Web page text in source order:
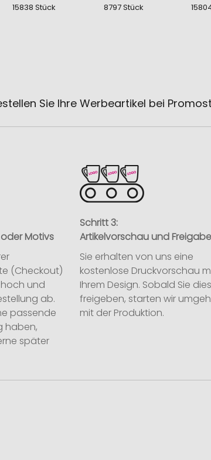
15838 Stück
8797 Stück
Sie Ihre Werbeartikel bei
Motivs
(Checkout)
und
ab.
passende
haben,
später
Schritt 3:
Artikelvorschau und Freigabe
Sie erhalten von uns eine
kostenlose Druckvorschau
Ihrem Design. Sobald Sie
freigeben, starten wir
mit der Produktion.